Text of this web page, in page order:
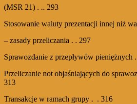
(MSR 21) . .. 293
Stosowanie waluty prezentacji innej niż
– zasady przeliczania . . 297
Sprawozdanie z przepływów pieniężnych
Przeliczanie not objaśniających do
313
Transakcje w ramach grupy . . 316